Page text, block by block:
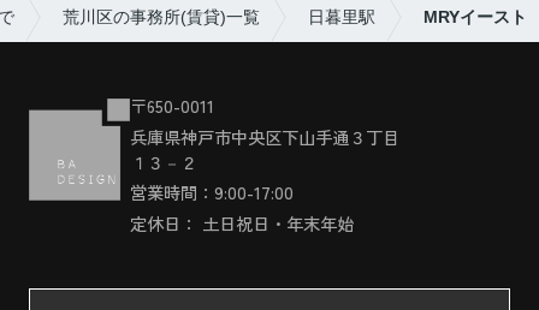
荒川区の事務所(賃貸)一覧 日暮里駅 MRYイースト
〒650-0011
兵庫県神戸市中央区下山手通３丁目
１３－２
営業時間：9:00-17:00
定休日： 土日祝日・年末年始